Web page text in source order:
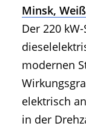
Minsk,
Der 220
modernen
elektrisch
in der